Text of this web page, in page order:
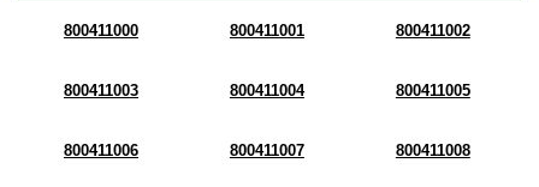
800411000 800411001 800411002
800411003 800411004 800411005
800411006 800411007 800411008